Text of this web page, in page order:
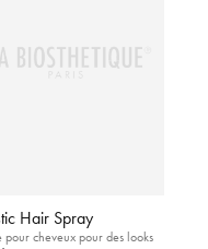
Hair Spray
pour cheveux pour des looks